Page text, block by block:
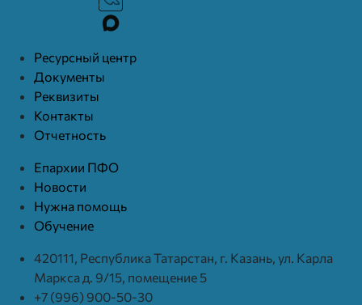
Ресурcный центр
Документы
Реквизиты
Контакты
Отчетность
Епархии ПФО
Новости
Нужна помощь
Обучение
420111, Республика Татарстан, г. Казань, ул. Карла
Маркса д. 9/15, помещение 5
+7 (996) 900-50-30